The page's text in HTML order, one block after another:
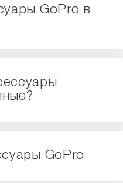
GoPro в
GoPro